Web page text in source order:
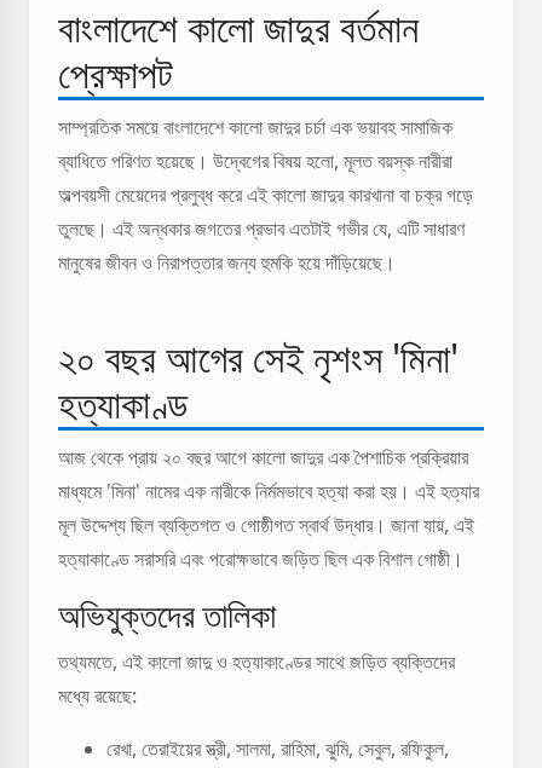
বাংলাদেশে কালো জাদুর বর্তমান
প্রেক্ষাপট
সাম্প্রতিক সময়ে বাংলাদেশে কালো জাদুর চর্চা এক ভয়াবহ সামাজিক
ব্যাধিতে পরিণত হয়েছে। উদ্বেগের বিষয় হলো, মূলত বয়স্ক নারীরা
অল্পবয়সী মেয়েদের প্রলুব্ধ করে এই কালো জাদুর কারখানা বা চক্র গড়ে
তুলছে। এই অন্ধকার জগতের প্রভাব এতটাই গভীর যে, এটি সাধারণ
মানুষের জীবন ও নিরাপত্তার জন্য হুমকি হয়ে দাঁড়িয়েছে।
২০ বছর আগের সেই নৃশংস 'মিনা'
হত্যাকাণ্ড
আজ থেকে প্রায় ২০ বছর আগে কালো জাদুর এক পৈশাচিক প্রক্রিয়ার
মাধ্যমে 'মিনা' নামের এক নারীকে নির্মমভাবে হত্যা করা হয়। এই হত্যার
মূল উদ্দেশ্য ছিল ব্যক্তিগত ও গোষ্ঠীগত স্বার্থ উদ্ধার। জানা যায়, এই
হত্যাকাণ্ডে সরাসরি এবং পরোক্ষভাবে জড়িত ছিল এক বিশাল গোষ্ঠী।
অভিযুক্তদের তালিকা
তথ্যমতে, এই কালো জাদু ও হত্যাকাণ্ডের সাথে জড়িত ব্যক্তিদের
মধ্যে রয়েছে:
রেখা, তেরাইয়ের স্ত্রী, সালমা, রাহিমা, ঝুমি, সেবুল, রফিকুল,